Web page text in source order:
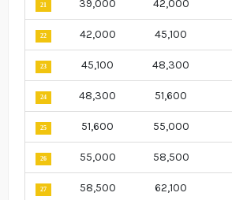
21 39,000 42,000
22 42,000 45,100
23 45,100 48,300
24 48,300 51,600
25 51,600 55,000
26 55,000 58,500
27 58,500 62,100